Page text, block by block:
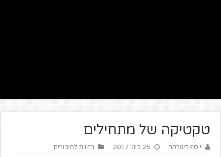
טקטיקה של מתחילים
יוסף דיגורקר 25 ביוני 2017 הזווית לחיבורים